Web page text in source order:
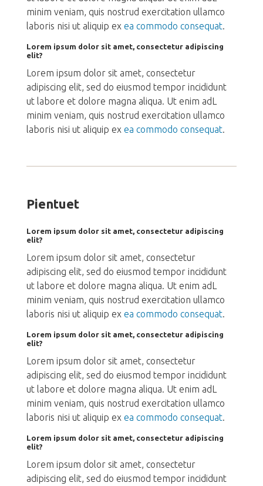
minim veniam, quis nostrud exercitation ullamco
laboris nisi ut aliquip ex ea commodo consequat.
Lorem ipsum dolor sit amet, consectetur adipiscing
elit?
Lorem ipsum dolor sit amet, consectetur
adipiscing elit, sed do eiusmod tempor incididunt
ut labore et dolore magna aliqua. Ut enim adL
minim veniam, quis nostrud exercitation ullamco
laboris nisi ut aliquip ex ea commodo consequat.
Pientuet
Lorem ipsum dolor sit amet, consectetur adipiscing
elit?
Lorem ipsum dolor sit amet, consectetur
adipiscing elit, sed do eiusmod tempor incididunt
ut labore et dolore magna aliqua. Ut enim adL
minim veniam, quis nostrud exercitation ullamco
laboris nisi ut aliquip ex ea commodo consequat.
Lorem ipsum dolor sit amet, consectetur adipiscing
elit?
Lorem ipsum dolor sit amet, consectetur
adipiscing elit, sed do eiusmod tempor incididunt
ut labore et dolore magna aliqua. Ut enim adL
minim veniam, quis nostrud exercitation ullamco
laboris nisi ut aliquip ex ea commodo consequat.
Lorem ipsum dolor sit amet, consectetur adipiscing
elit?
Lorem ipsum dolor sit amet, consectetur
adipiscing elit, sed do eiusmod tempor incididunt